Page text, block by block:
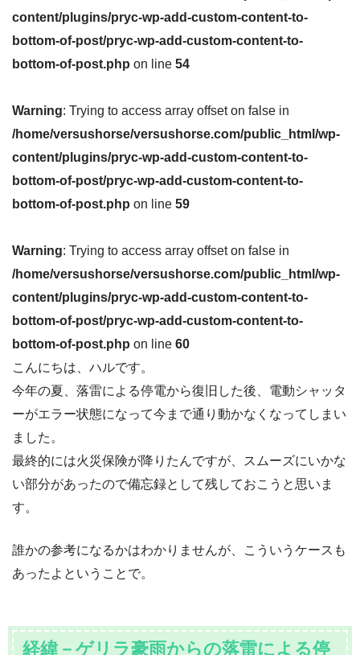
content/plugins/pryc-wp-add-custom-content-to-
bottom-of-post/pryc-wp-add-custom-content-to-
bottom-of-post.php on line 54
Warning: Trying to access array offset on false in
/home/versushorse/versushorse.com/public_html/wp-
content/plugins/pryc-wp-add-custom-content-to-
bottom-of-post/pryc-wp-add-custom-content-to-
bottom-of-post.php on line 59
Warning: Trying to access array offset on false in
/home/versushorse/versushorse.com/public_html/wp-
content/plugins/pryc-wp-add-custom-content-to-
bottom-of-post/pryc-wp-add-custom-content-to-
bottom-of-post.php on line 60
こんにちは、ハルです。
今年の夏、落雷による停電から復旧した後、電動シャッタ
ーがエラー状態になって今まで通り動かなくなってしまい
ました。
最終的には火災保険が降りたんですが、スムーズにいかな
い部分があったので備忘録として残しておこうと思いま
す。
誰かの参考になるかはわかりませんが、こういうケースも
あったよということで。
経緯－ゲリラ豪雨からの落雷による停